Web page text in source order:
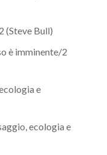
(Steve Bull)
è imminente/2
e
ecologia e